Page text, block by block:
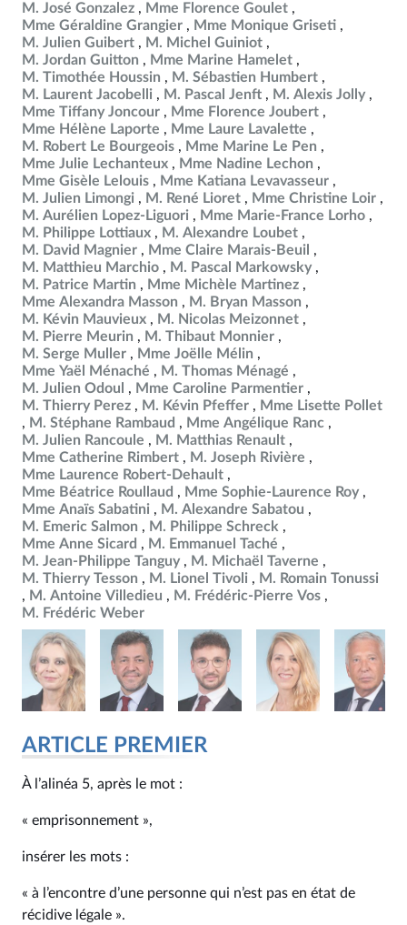
M. José Gonzalez
Mme Florence Goulet
Mme Géraldine Grangier
Mme Monique Griseti
M. Julien Guibert
M. Michel Guiniot
M. Jordan Guitton
Mme Marine Hamelet
M. Timothée Houssin
M. Sébastien Humbert
M. Laurent Jacobelli
M. Pascal Jenft
M. Alexis Jolly
Mme Tiffany Joncour
Mme Florence Joubert
Mme Hélène Laporte
Mme Laure Lavalette
M. Robert Le Bourgeois
Mme Marine Le Pen
Mme Julie Lechanteux
Mme Nadine Lechon
Mme Gisèle Lelouis
Mme Katiana Levavasseur
M. Julien Limongi
M. René Lioret
Mme Christine Loir
M. Aurélien Lopez-Liguori
Mme Marie-France Lorho
M. Philippe Lottiaux
M. Alexandre Loubet
M. David Magnier
Mme Claire Marais-Beuil
M. Matthieu Marchio
M. Pascal Markowsky
M. Patrice Martin
Mme Michèle Martinez
Mme Alexandra Masson
M. Bryan Masson
M. Kévin Mauvieux
M. Nicolas Meizonnet
M. Pierre Meurin
M. Thibaut Monnier
M. Serge Muller
Mme Joëlle Mélin
Mme Yaël Ménaché
M. Thomas Ménagé
M. Julien Odoul
Mme Caroline Parmentier
M. Thierry Perez
M. Kévin Pfeffer
Mme Lisette Pollet
M. Stéphane Rambaud
Mme Angélique Ranc
M. Julien Rancoule
M. Matthias Renault
Mme Catherine Rimbert
M. Joseph Rivière
Mme Laurence Robert-Dehault
Mme Béatrice Roullaud
Mme Sophie-Laurence Roy
Mme Anaïs Sabatini
M. Alexandre Sabatou
M. Emeric Salmon
M. Philippe Schreck
Mme Anne Sicard
M. Emmanuel Taché
M. Jean-Philippe Tanguy
M. Michaël Taverne
M. Thierry Tesson
M. Lionel Tivoli
M. Romain Tonussi
M. Antoine Villedieu
M. Frédéric-Pierre Vos
M. Frédéric Weber
ARTICLE PREMIER
À l’alinéa 5, après le mot :
« emprisonnement »,
insérer les mots :
« à l’encontre d’une personne qui n’est pas en état de
récidive légale ».